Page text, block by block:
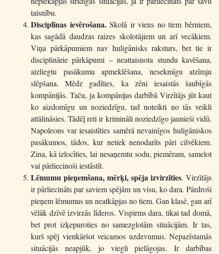
taisnību.
Disciplīnas ievērošana.Skolā ir viens no tiem bērniem,
kas sagādā daudzas raizes skolotājiem un arī vecākiem.
Viņa pārkāpumiem nav huligānisks raksturs, bet tie ir
disciplinārie pārkāpumi – neattaisnota stundu kavēšana,
aizliegtu pasākumu apmeklēšana, nesekmīgu atzīmju
slēpšana. Mēdz gadīties, ka zēni iesaistās šaubīgās
kompānijās. Taču, ja kompānijas darbībā Virzītājs jūt kaut
ko aizdomīgu un noziedzīgu, tad noteikti no tās veikli
attālināsies. Tādēļ reti ir krimināli noziedzīgo jaunieši vidū.
Napoleons var iesaistīties samērā nevainīgos huligāniskos
pasākumos, tādos, kur netiek nenodarīts pāri cilvēkiem.
Zina, kā izlocīties, lai nesaņemtu sodu, piemēram, samelot
vai pārliecinoši iestāstīt.
Lēmumu pieņemšana, mērķi, spēja izvirzīties. Virzītājs
ir pārliecināts par saviem spējām un visu, ko dara. Pārdroši
pieņem lēmumus un neatkāpjas no tiem. Gan klasē, gan arī
vēlāk dzīvē izvirzās līderos. Vispirms dara, tikai tad domā,
bet prot izķepuroties no samezglotām situācijām. Ir tas,
kurš spēj vienkāršot veicamos uzdevumus. Nepazīstamās
situācijās neapjūk, jo viegli pielāgojas. Ir darbības